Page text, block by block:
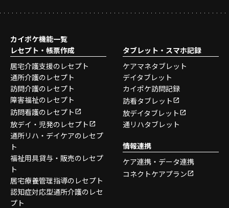
カイポケ機能一覧
レセプト・帳票作成
居宅介護支援のレセプト
通所介護のレセプト
訪問介護のレセプト
障害福祉のレセプト
訪問看護のレセプト
放デイ・児発のレセプト
通所リハ・デイケアのレセプ
ト
福祉用具貸与・販売のレセプ
ト
居宅療養管理指導のレセプト
認知症対応型通所介護のレセ
プト
タブレット・スマホ記録
ケアマネタブレット
デイタブレット
カイポケ訪問記録
訪看タブレット
放デイタブレット
通リハタブレット
情報連携
ケア連携・データ連携
コネクトケアプラン